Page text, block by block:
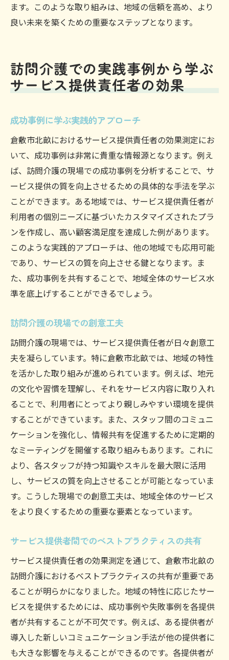
ます。このような取り組みは、地域の信頼を高め、より
良い未来を築くための重要なステップとなります。
訪問介護での実践事例から学ぶ
サービス提供責任者の効果
成功事例に学ぶ実践的アプローチ
倉敷市北畝におけるサービス提供責任者の効果測定にお
いて、成功事例は非常に貴重な情報源となります。例え
ば、訪問介護の現場での成功事例を分析することで、サ
ービス提供の質を向上させるための具体的な手法を学ぶ
ことができます。ある地域では、サービス提供責任者が
利用者の個別ニーズに基づいたカスタマイズされたプラ
ンを作成し、高い顧客満足度を達成した例があります。
このような実践的アプローチは、他の地域でも応用可能
であり、サービスの質を向上させる鍵となります。ま
た、成功事例を共有することで、地域全体のサービス水
準を底上げすることができるでしょう。
訪問介護の現場での創意工夫
訪問介護の現場では、サービス提供責任者が日々創意工
夫を凝らしています。特に倉敷市北畝では、地域の特性
を活かした取り組みが進められています。例えば、地元
の文化や習慣を理解し、それをサービス内容に取り入れ
ることで、利用者にとってより親しみやすい環境を提供
することができています。また、スタッフ間のコミュニ
ケーションを強化し、情報共有を促進するために定期的
なミーティングを開催する取り組みもあります。これに
より、各スタッフが持つ知識やスキルを最大限に活用
し、サービスの質を向上させることが可能となっていま
す。こうした現場での創意工夫は、地域全体のサービス
をより良くするための重要な要素となっています。
サービス提供者間でのベストプラクティスの共有
サービス提供責任者の効果測定を通じて、倉敷市北畝の
訪問介護におけるベストプラクティスの共有が重要であ
ることが明らかになりました。地域の特性に応じたサー
ビスを提供するためには、成功事例や失敗事例を各提供
者が共有することが不可欠です。例えば、ある提供者が
導入した新しいコミュニケーション手法が他の提供者に
も大きな影響を与えることができるのです。各提供者が